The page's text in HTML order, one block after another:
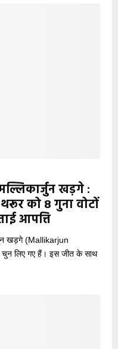
खड़गे :
को 8 गुना वोटों
आपत्ति
खड़गे (Mallikarjun
चुन लिए गए हैं। इस जीत के साथ